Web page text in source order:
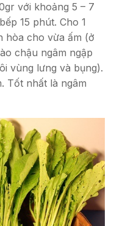
với khoảng 5 – 7
15 phút. Cho 1
hòa cho vừa ấm (ở
chậu ngâm ngập
vùng lưng và bụng).
Tốt nhất là ngâm